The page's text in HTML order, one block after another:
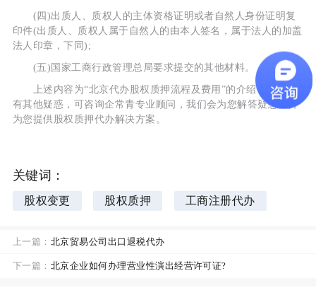
(四)出质人、质权人的主体资格证明或者自然人身份证明复
印件(出质人、质权人属于自然人的由本人签名，属于法人的加盖
法人印章，下同);
(五)国家工商行政管理总局要求提交的其他材料。
上述内容为“北京代办股权质押流程及费用”的介绍，如果您
有其他疑惑，可咨询企常青专业顾问，我们会为您解答疑惑，并
为您提供股权质押代办解决方案。
关键词：
股权变更 股权质押 工商注册代办
上一篇： 北京贸易公司出口退税代办
下一篇： 北京企业如何办理营业性演出经营许可证?